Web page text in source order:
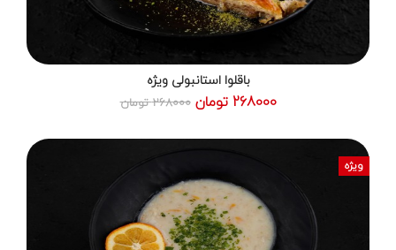
باقلوا استانبولی ویژه
268000 تومان 268000 تومان
ویژه